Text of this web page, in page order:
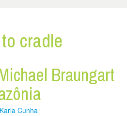
cradle
Braungart
Karla Cunha